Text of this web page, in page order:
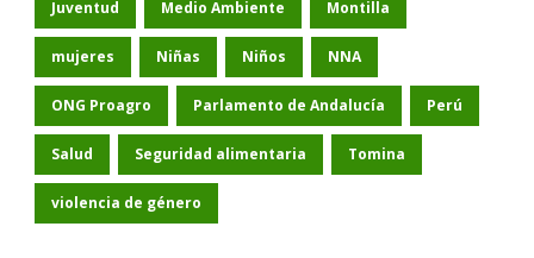
Juventud Medio Ambiente Montilla
mujeres Niñas Niños NNA
ONG Proagro Parlamento de Andalucía Perú
Salud Seguridad alimentaria Tomina
violencia de género